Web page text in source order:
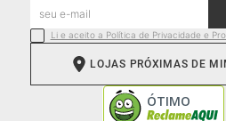
Li e aceito a Política de Privacidade e
LOJAS PRÓXIMAS DE